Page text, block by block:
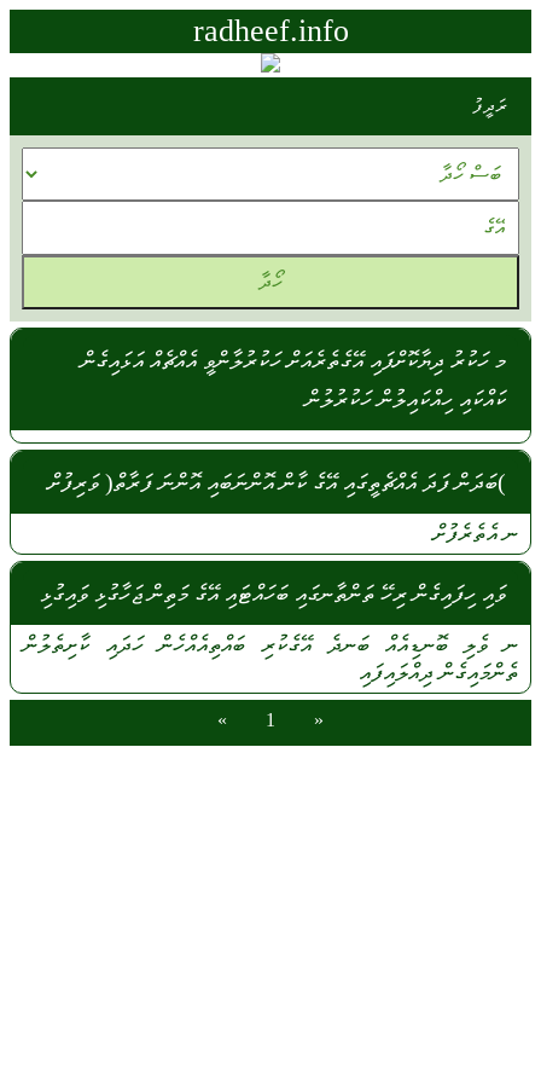
radheef.info
ރަދީފު
މ ހަކުރު ދިޔާކޮށްފައި އޭގެތެރެއަށް ހަކުރުލާންވީ އެއްޗެއް އަޅައިގެން
ކައްކައި ހިއްކައިލުން ހަކުރުލުން
)ބަދަން ފަދަ އެއްޗެތީގައި އޭގެ ކާން އޮންނަބައި އޮންނަ ފަރާތް( ވަރިފުށް
ނއެތެރެފުށް
ވައި ހިފައިގެން ރިހޭ ތަންތާނގައި ބަހައްޓައި އޭގެ މަތިން ޖަހާގުޅި ވައިގުޅި
ނވެލިބޮނޑިއެއްބަނދެއޭގެކުރި ބައްތިއެއްހެންހަދައިކާށިތެލުން
ތެންމައިގެންދިއްލައިފައި
«
1
»